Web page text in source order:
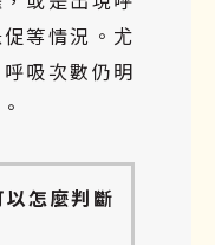
等情況。尤
吸次數仍明
以怎麼判斷